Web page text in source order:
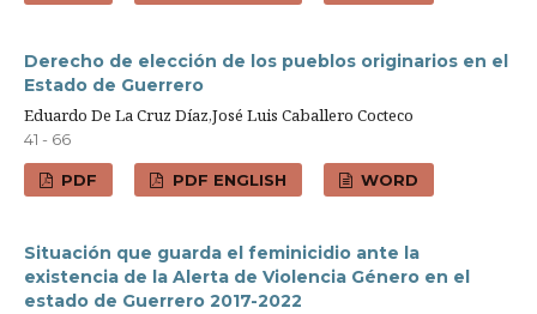
Derecho de elección de los pueblos originarios en el
Estado de Guerrero
Eduardo De La Cruz Díaz,José Luis Caballero Cocteco
41 - 66
PDF PDF ENGLISH WORD
Situación que guarda el feminicidio ante la
existencia de la Alerta de Violencia Género en el
estado de Guerrero 2017-2022